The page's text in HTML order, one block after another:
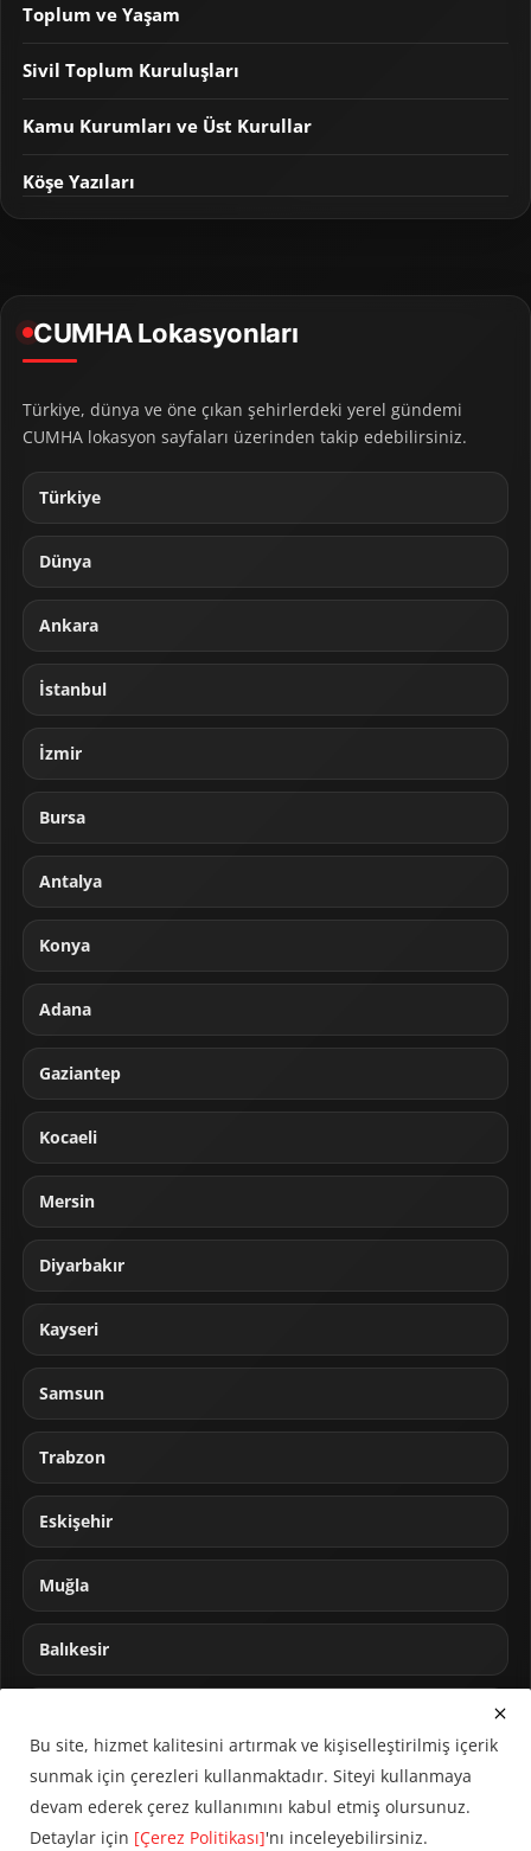
Toplum ve Yaşam
Sivil Toplum Kuruluşları
Kamu Kurumları ve Üst Kurullar
Köşe Yazıları
CUMHA Lokasyonları
Türkiye, dünya ve öne çıkan şehirlerdeki yerel gündemi
CUMHA lokasyon sayfaları üzerinden takip edebilirsiniz.
Türkiye
Dünya
Ankara
İstanbul
İzmir
Bursa
Antalya
Konya
Adana
Gaziantep
Kocaeli
Mersin
Diyarbakır
Kayseri
Samsun
Trabzon
Eskişehir
Muğla
Balıkesir
Bu site, hizmet kalitesini artırmak ve kişiselleştirilmiş içerik
sunmak için çerezleri kullanmaktadır. Siteyi kullanmaya
devam ederek çerez kullanımını kabul etmiş olursunuz.
Detaylar için [Çerez Politikası]'nı inceleyebilirsiniz.